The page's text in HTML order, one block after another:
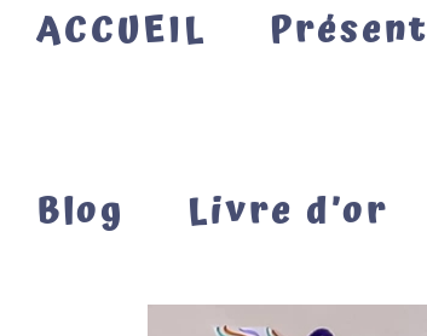
ACCUEIL
Blog Livre d’or